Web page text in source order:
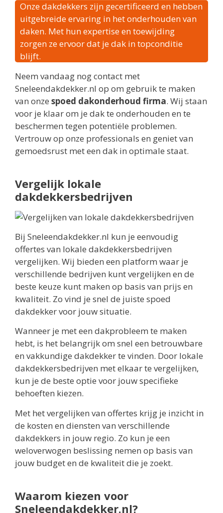
Onze dakdekkers zijn gecertificeerd en hebben
uitgebreide ervaring in het onderhouden van
daken. Met hun expertise en toewijding
zorgen ze ervoor dat je dak in topconditie
blijft.
Neem vandaag nog contact met
Sneleendakdekker.nl op om gebruik te maken
van onze spoed dakonderhoud firma. Wij staan
voor je klaar om je dak te onderhouden en te
beschermen tegen potentiële problemen.
Vertrouw op onze professionals en geniet van
gemoedsrust met een dak in optimale staat.
Vergelijk lokale
dakdekkersbedrijven
Bij Sneleendakdekker.nl kun je eenvoudig
offertes van lokale dakdekkersbedrijven
vergelijken. Wij bieden een platform waar je
verschillende bedrijven kunt vergelijken en de
beste keuze kunt maken op basis van prijs en
kwaliteit. Zo vind je snel de juiste spoed
dakdekker voor jouw situatie.
Wanneer je met een dakprobleem te maken
hebt, is het belangrijk om snel een betrouwbare
en vakkundige dakdekker te vinden. Door lokale
dakdekkersbedrijven met elkaar te vergelijken,
kun je de beste optie voor jouw specifieke
behoeften kiezen.
Met het vergelijken van offertes krijg je inzicht in
de kosten en diensten van verschillende
dakdekkers in jouw regio. Zo kun je een
weloverwogen beslissing nemen op basis van
jouw budget en de kwaliteit die je zoekt.
Waarom kiezen voor
Sneleendakdekker.nl?